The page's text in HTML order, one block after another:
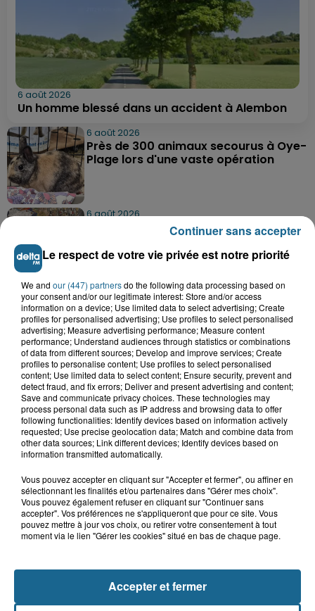
6 août 2026
Un homme blessé dans un accident à Alembon
6 août 2026
Près de 300 animaux secourus à Oye-
Plage lors d'une vaste opération
6 août 2026
Dunkerque : dix jeunes vont parcourir
9 000 km pour rencontrer...
6 août 2026
Blendecques : le jeune garçon de 12
ans qui s'était noyé est...
6 août 2026
Risque incendie dans le Nord : ce que
vous ne pouvez plus faire
NOS AUTRES PODCASTS
Le respect de votre vie privée est notre priorité
We and our (447) partnersdo the following data processing based on
your consent and/or our legitimate interest: Store and/or access
information on a device; Use limited data to select advertising; Create
profiles for personalised advertising; Use profiles to select personalised
advertising; Measure advertising performance; Measure content
performance; Understand audiences through statistics or combinations
of data from different sources; Develop and improve services; Create
profiles to personalise content; Use profiles to select personalised
content; Use limited data to select content; Ensure security, prevent and
detect fraud, and fix errors; Deliver and present advertising and content;
Save and communicate privacy choices. These technologies may
process personal data such as IP address and browsing data to offer
following functionalities: Identify devices based on information actively
requested; Use precise geolocation data; Match and combine data from
other data sources; Link different devices; Identify devices based on
information transmitted automatically.
Vous pouvez accepter en cliquant sur "Accepter et fermer", ou affiner en
sélectionnant les finalités et/ou partenaires dans "Gérer mes choix".
Vous pouvez également refuser en cliquant sur "Continuer sans
accepter". Vos préférences ne s'appliqueront que pour ce site. Vous
pouvez mettre à jour vos choix, ou retirer votre consentement à tout
moment via le lien "Gérer les cookies" situé en bas de chaque page.
Accepter et fermer
Continuer sans accepter